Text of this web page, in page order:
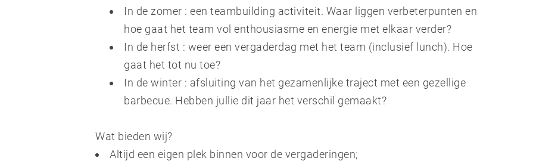
In de zomer : een teambuilding activiteit. Waar liggen verbeterpunten en
hoe gaat het team vol enthousiasme en energie met elkaar verder?
In de herfst : weer een vergaderdag met het team (inclusief lunch). Hoe
gaat het tot nu toe?
In de winter : afsluiting van het gezamenlijke traject met een gezellige
barbecue. Hebben jullie dit jaar het verschil gemaakt?
Wat bieden wij?
Altijd een eigen plek binnen voor de vergaderingen;